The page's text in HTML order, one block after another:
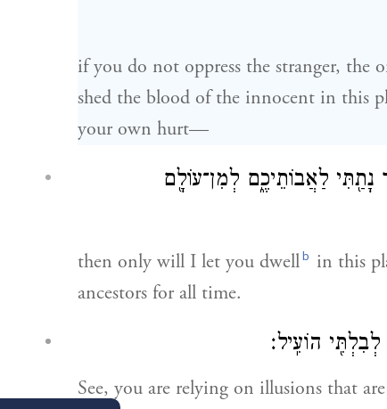
if you do not oppress the stranger,
shed the blood of the innocent in this
your own hurt—
לַאֲבוֹתֵיכֶ֑ם לְמִן־עוֹלָ֖ם
then only will I let you dwellb in this
ancestors for all time.
הוֹעִֽיל׃
See, you are relying on illusions that